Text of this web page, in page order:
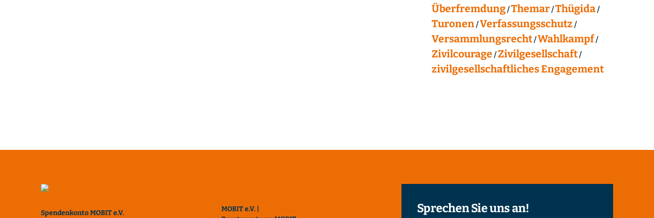
Überfremdung Themar Thügida
Turonen Verfassungsschutz
Versammlungsrecht Wahlkampf
Zivilcourage Zivilgesellschaft
zivilgesellschaftliches Engagement
Spendenkonto MOBIT e.V.
MOBIT e.V. |
Sprechen Sie uns an!